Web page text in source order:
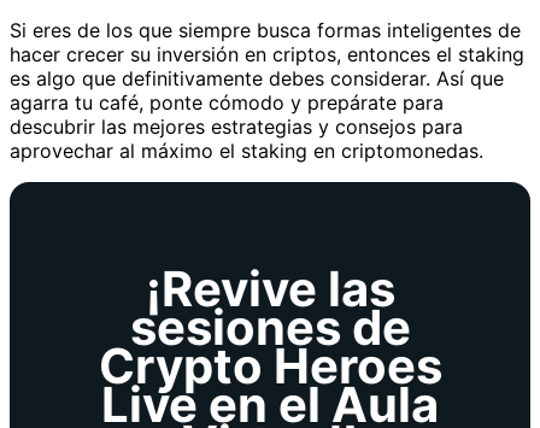
Si eres de los que siempre busca formas inteligentes de
hacer crecer su inversión en criptos, entonces el staking
es algo que definitivamente debes considerar. Así que
agarra tu café, ponte cómodo y prepárate para
descubrir las mejores estrategias y consejos para
aprovechar al máximo el staking en criptomonedas.
¡Revive las
sesiones de
Crypto Heroes
Live en el Aula